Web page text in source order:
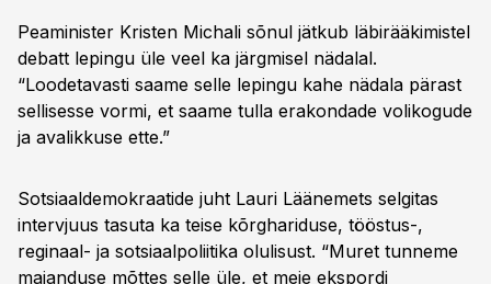
Peaminister Kristen Michali sõnul jätkub läbirääkimistel
debatt lepingu üle veel ka järgmisel nädalal.
“Loodetavasti saame selle lepingu kahe nädala pärast
sellisesse vormi, et saame tulla erakondade volikogude
ja avalikkuse ette.”
Sotsiaaldemokraatide juht Lauri Läänemets selgitas
intervjuus tasuta ka teise kõrghariduse, tööstus-,
reginaal- ja sotsiaalpoliitika olulisust. “Muret tunneme
majanduse mõttes selle üle, et meie ekspordi